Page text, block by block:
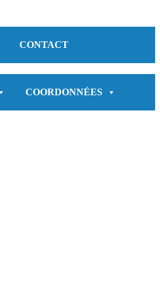
CONTACT
COORDONNÉES